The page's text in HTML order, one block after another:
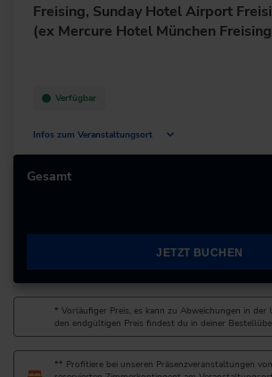
+49 69/95778-0
Freising, Sunday Hotel Airport
(ex Mercure Hotel München
Verfügbar
Infos zum Veranstaltungsort
Dr.-von-Daller-Str. 1-3
85356 Freising
+49 8161/532-0
Gesamt
JETZT BUCHEN
* Vorläufiger Preis, es kann zu Abweichungen in der
den endgültigen Preis findest du in deiner
** Profitiere bei unseren Präsenzveranstaltungen